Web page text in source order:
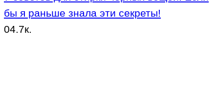
бы я раньше знала эти секреты!
04.7к.